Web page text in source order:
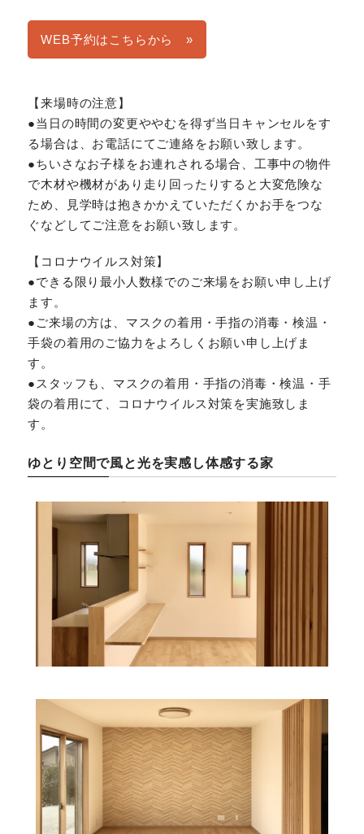
WEB予約はこちらから »
【来場時の注意】
●当日の時間の変更ややむを得ず当日キャンセルをす
る場合は、お電話にてご連絡をお願い致します。
●ちいさなお子様をお連れされる場合、工事中の物件
で木材や機材があり走り回ったりすると大変危険な
ため、見学時は抱きかかえていただくかお手をつな
ぐなどしてご注意をお願い致します。
【コロナウイルス対策】
●できる限り最小人数様でのご来場をお願い申し上げ
ます。
●ご来場の方は、マスクの着用・手指の消毒・検温・
手袋の着用のご協力をよろしくお願い申し上げま
す。
●スタッフも、マスクの着用・手指の消毒・検温・手
袋の着用にて、コロナウイルス対策を実施致しま
す。
ゆとり空間で風と光を実感し体感する家